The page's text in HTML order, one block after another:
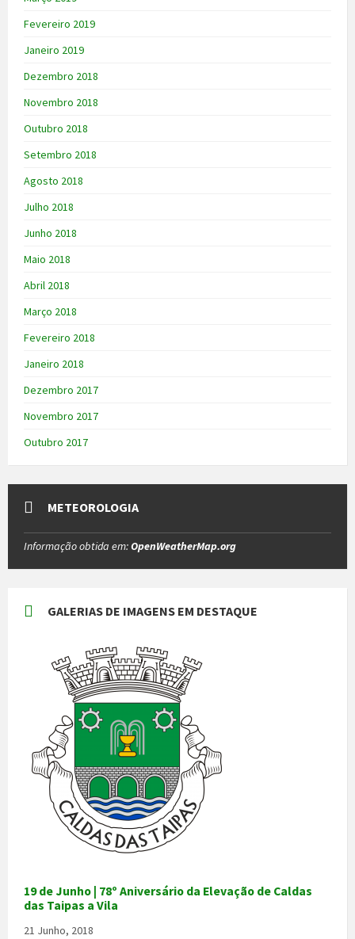
Fevereiro 2019
Janeiro 2019
Dezembro 2018
Novembro 2018
Outubro 2018
Setembro 2018
Agosto 2018
Julho 2018
Junho 2018
Maio 2018
Abril 2018
Março 2018
Fevereiro 2018
Janeiro 2018
Dezembro 2017
Novembro 2017
Outubro 2017
METEOROLOGIA
Informação obtida em:OpenWeatherMap.org
GALERIAS DE IMAGENS EM DESTAQUE
19 de Junho | 78º Aniversário da Elevação de Caldas
das Taipas a Vila
21 Junho, 2018